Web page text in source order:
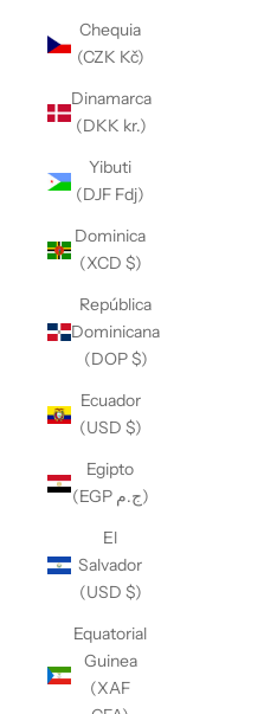
Chequia
(CZK Kč)
Dinamarca
(DKK kr.)
Yibuti
(DJF Fdj)
Dominica
(XCD $)
República
Dominicana
(DOP $)
Ecuador
(USD $)
Egipto
(EGP ج.م)
El
Salvador
(USD $)
Equatorial
Guinea
(XAF